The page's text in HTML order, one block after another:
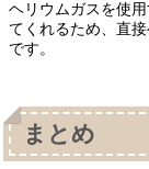
ヘリウムガスを使
てくれるため、直
です。
まとめ